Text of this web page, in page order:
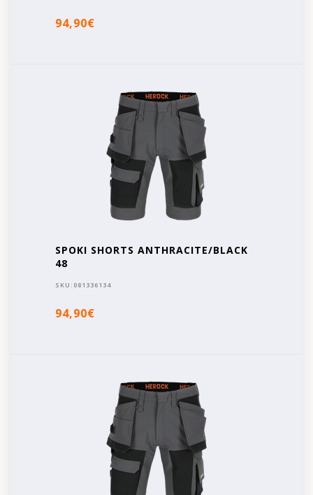
94,90€
SPOKI SHORTS ANTHRACITE/BLACK
48
SKU: 081336134
94,90€